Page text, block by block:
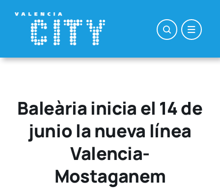
contenido
Baleària inicia el 14 de
junio la nueva línea
Valencia-
Mostaganem